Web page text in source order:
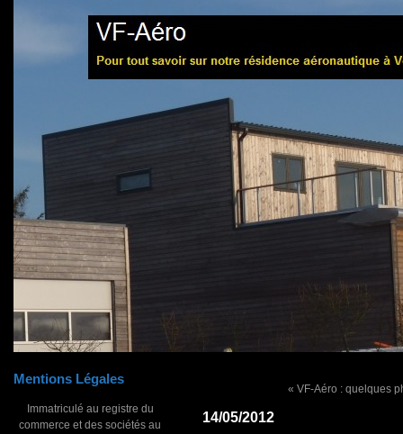
Mentions Légales
Immatriculé au registre du
commerce et des sociétés au
« VF-Aéro : quelques
14/05/2012